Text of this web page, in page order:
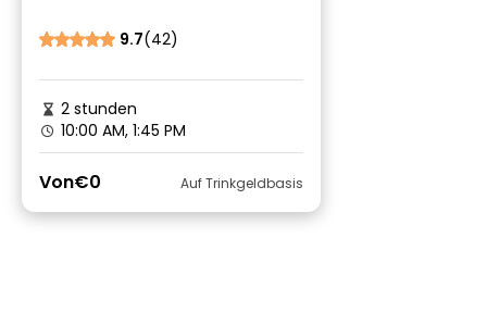
Peking
9.7(42)
2 stunden
10:00 AM, 1:45 PM
Von€0 Auf Trinkgeldbasis